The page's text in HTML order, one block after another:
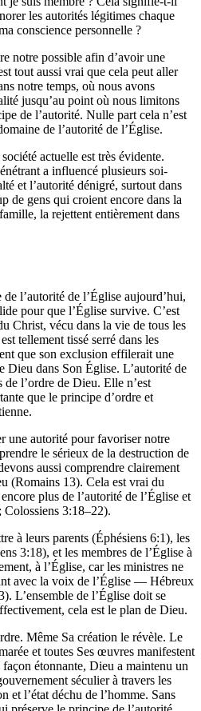
les autorités légitimes chaque
conscience personnelle ?
notre possible afin d’avoir une
tout aussi vrai que cela peut aller
notre temps, où nous avons
jusqu’au point où nous limitons
de l’autorité. Nulle part cela n’est
de l’autorité de l’Église.
actuelle est très évidente.
a influencé plusieurs soi-
et l’autorité dénigré, surtout dans
de gens qui croient encore dans la
la rejettent entièrement dans
l’autorité de l’Église aujourd’hui,
pour que l’Église survive. C’est
Christ, vécu dans la vie de tous les
tellement tissé serré dans les
que son exclusion effilerait une
Dieu dans Son Église. L’autorité de
de l’ordre de Dieu. Elle n’est
que le principe d’ordre et
une autorité pour favoriser notre
le sérieux de la destruction de
aussi comprendre clairement
(Romains 13). Cela est vrai du
plus de l’autorité de l’Église et
3:18–22).
à leurs parents (Éphésiens 6:1), les
3:18), et les membres de l’Église à
à l’Église, car les ministres ne
avec la voix de l’Église — Hébreux
L’ensemble de l’Église doit se
cela est le plan de Dieu.
Même Sa création le révèle. Le
et toutes Ses œuvres manifestent
étonnante, Dieu a maintenu un
séculier à travers les
et l’état déchu de l’homme. Sans